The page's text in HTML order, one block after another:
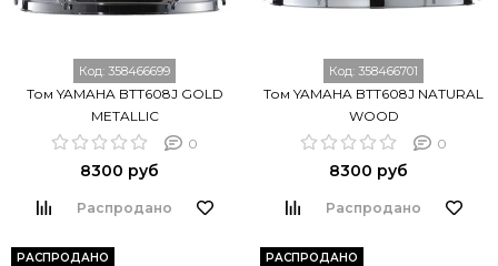
Код: 358466699
Том YAMAHA BTT608J GOLD
METALLIC
0
8300 руб
Распродано
Код: 358466701
Том YAMAHA BTT608J NATURAL
WOOD
0
8300 руб
Распродано
РАСПРОДАНО РАСПРОДАНО